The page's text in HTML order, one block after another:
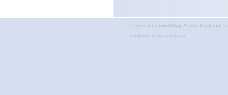
Powered by cms2day Admin Backend:
Template © by cms2day